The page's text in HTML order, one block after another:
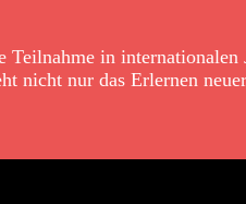
Teilnahme in
nicht nur das Erlernen